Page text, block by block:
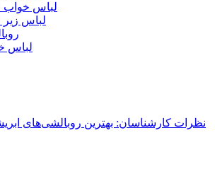
لباس خواب
لباس زیر
لباس
نظرات کارشناسان: بهترین روبالشی‌های